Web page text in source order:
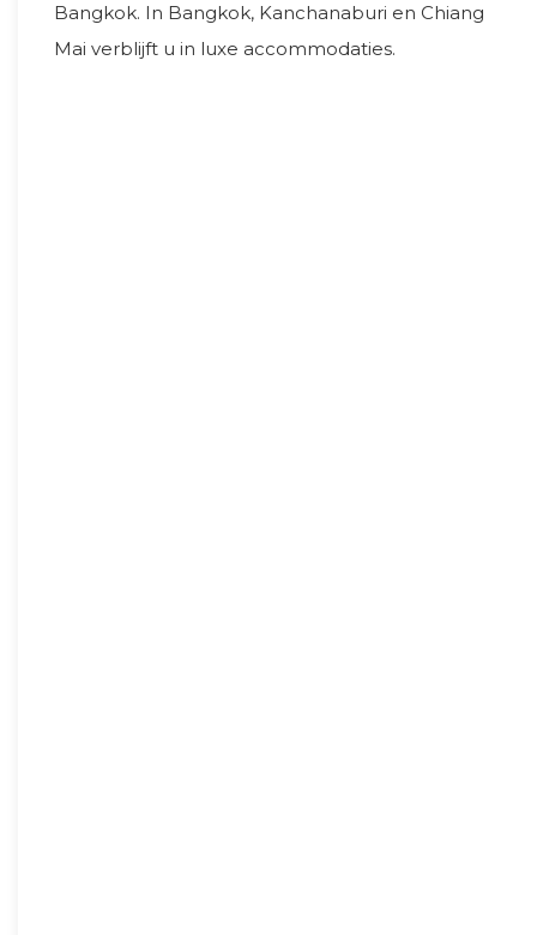
Bangkok. In Bangkok, Kanchanaburi en Chiang
Mai verblijft u in luxe accommodaties.